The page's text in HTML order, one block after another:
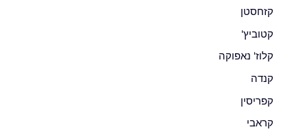
קזחסטן
קטוביץ'
קלוז' נאפוקה
קנדה
קפריסין
קראבי